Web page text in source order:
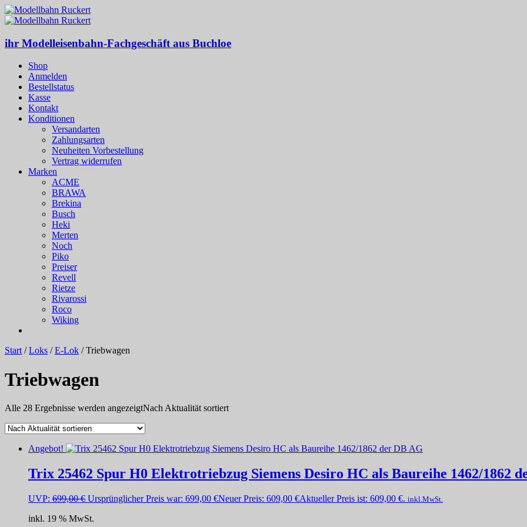
ihr Modelleisenbahn-Fachgeschäft aus Buchloe
Shop
Anmelden
Bestellstatus
Kasse
Kontakt
Konditionen
Versandarten
Zahlungsarten
Neuheiten Vorbestellung
Vertrag widerrufen
Marken
ACME
BRAWA
Brekina
Busch
Heki
Merten
Noch
Piko
Preiser
Revell
Rietze
Rivarossi
Roco
Wiking
Start/Loks /E-Lok / Triebwagen
Triebwagen
Alle 28 Ergebnisse werden angezeigtNach Aktualität sortiert
Angebot!
Trix 25462 Spur H0 Elektrotriebzug Siemens Desiro HC als Baureihe 1462/1862
UVP: 699,00€ Ursprünglicher Preis war: 699,00 €Neuer Preis: 609,00 €Aktueller Preis ist: 609,00 €. inkl.MwSt.
inkl. 19 % MwSt.